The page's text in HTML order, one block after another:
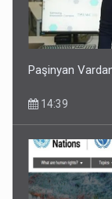
Media və
13:24
Paşinyan
14:39